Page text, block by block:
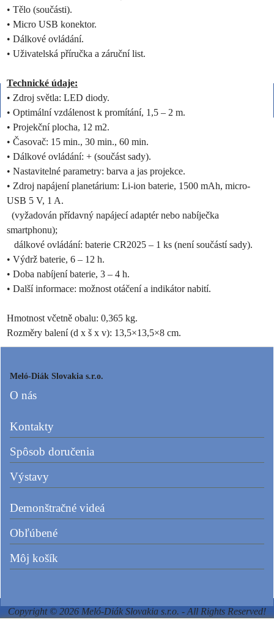
• Tělo (součásti).
• Micro USB konektor.
• Dálkové ovládání.
• Uživatelská příručka a záruční list.
Technické údaje:
• Zdroj světla: LED diody.
• Optimální vzdálenost k promítání, 1,5 – 2 m.
• Projekční plocha, 12 m2.
• Časovač: 15 min., 30 min., 60 min.
• Dálkové ovládání: + (součást sady).
• Nastavitelné parametry: barva a jas projekce.
• Zdroj napájení planetárium: Li-ion baterie, 1500 mAh, micro-
USB 5 V, 1 A.
(vyžadován přídavný napájecí adaptér nebo nabíječka
smartphonu);
dálkové ovládání: baterie CR2025 – 1 ks (není součástí sady).
• Výdrž baterie, 6 – 12 h.
• Doba nabíjení baterie, 3 – 4 h.
• Další informace: možnost otáčení a indikátor nabití.
Hmotnost včetně obalu: 0,365 kg.
Rozměry balení (d x š x v): 13,5×13,5×8 cm.
Meló-Diák Slovakia s.r.o.
O nás
Kontakty
Spôsob doručenia
Výstavy
Demonštračné videá
Obľúbené
Môj košík
Copyright © 2026 Meló-Diák Slovakia s.r.o. - All Rights Reserved!